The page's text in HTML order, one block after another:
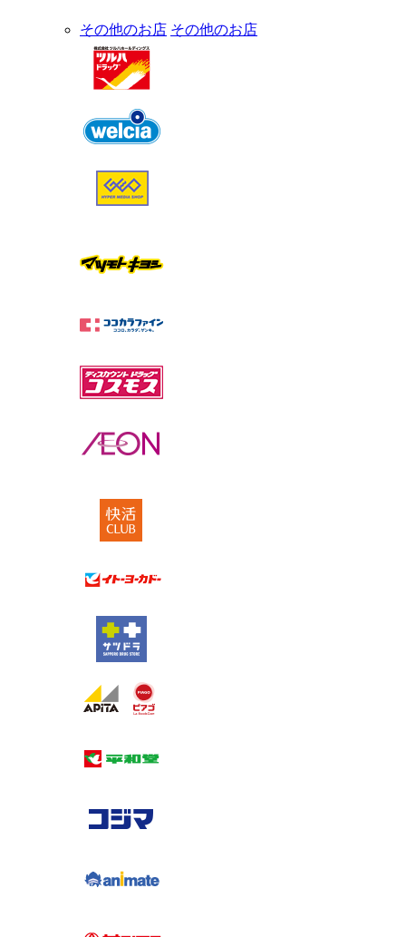
その他のお店 その他のお店